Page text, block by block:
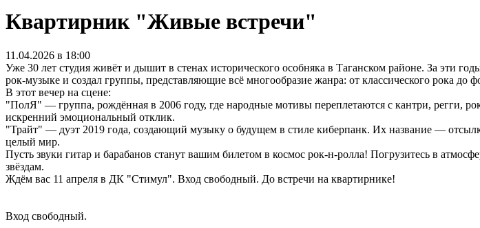
Квартирник "Живые встречи"
11.04.2026 в 18:00
Уже 30 лет студия живёт и дышит в стенах исторического особняка в Таганском районе. За эти
рок‑музыке и создал группы, представляющие всё многообразие жанра: от классического рока до
В этот вечер на сцене:
"ПолЯ" — группа, рождённая в 2006 году, где народные мотивы переплетаются с кантри, регги,
искренний эмоциональный отклик.
"Трайт" — дуэт 2019 года, создающий музыку о будущем в стиле киберпанк. Их название —
целый мир.
Пусть звуки гитар и барабанов станут вашим билетом в космос рок‑н‑ролла! Погрузитесь в
звёздам.
Ждём вас 11 апреля в ДК "Стимул". Вход свободный. До встречи на квартирнике!
Вход свободный.